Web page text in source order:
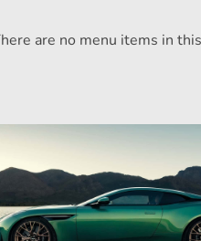
are no menu items in